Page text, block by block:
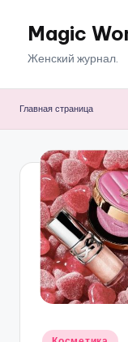
ПерейтиMagic
Женский журнал.
Главная страница
Опубликовано